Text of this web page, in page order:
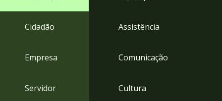
rodapé
Cidadão
Empresa
Servidor
Assistência
Comunicação
Cultura